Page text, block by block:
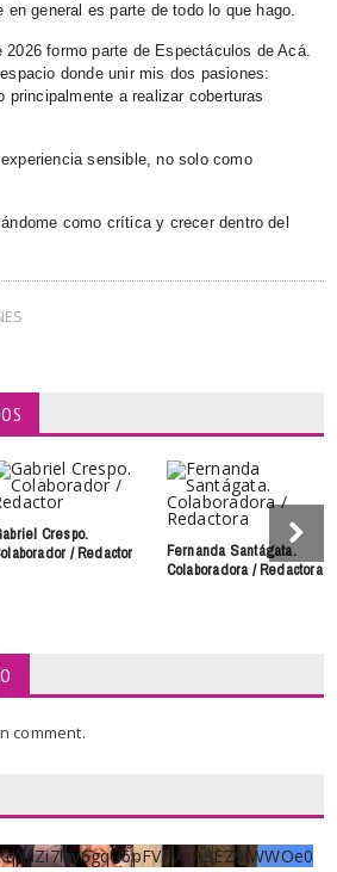
en general es parte de todo lo que hago.
2026 formo parte de Espectáculos de Acá.
donde unir mis dos pasiones:
principalmente a realizar coberturas
sensible, no solo como
como crítica y crecer dentro del
Crespo.
/ Redactor Fernanda Santágata.
Colaboradora / Redactora
comment.